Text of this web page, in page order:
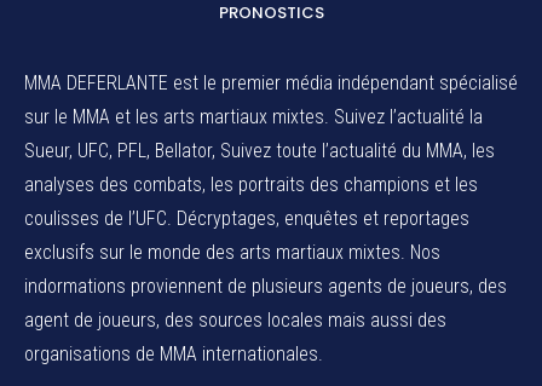
PRONOSTICS
MMA DEFERLANTE est le premier média indépendant spécialisé
sur le MMA et les arts martiaux mixtes. Suivez l’actualité la
Sueur, UFC, PFL, Bellator, Suivez toute l’actualité du MMA, les
analyses des combats, les portraits des champions et les
coulisses de l’UFC. Décryptages, enquêtes et reportages
exclusifs sur le monde des arts martiaux mixtes. Nos
indormations proviennent de plusieurs agents de joueurs, des
agent de joueurs, des sources locales mais aussi des
organisations de MMA internationales.